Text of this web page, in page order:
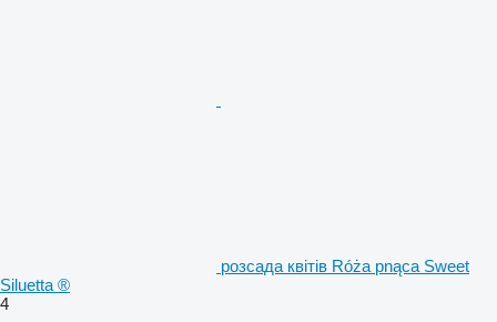
розсада квітів Róża pnąca Sweet
Siluetta ®
4